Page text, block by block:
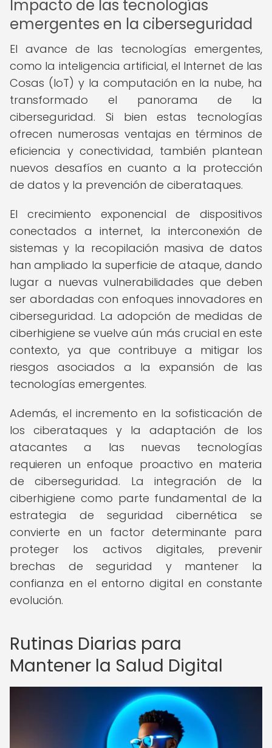
Impacto de las tecnologías
emergentes en la ciberseguridad
El avance de las tecnologías emergentes,
como la inteligencia artificial, el Internet de las
Cosas (IoT) y la computación en la nube, ha
transformado el panorama de la
ciberseguridad. Si bien estas tecnologías
ofrecen numerosas ventajas en términos de
eficiencia y conectividad, también plantean
nuevos desafíos en cuanto a la protección
de datos y la prevención de ciberataques.
El crecimiento exponencial de dispositivos
conectados a internet, la interconexión de
sistemas y la recopilación masiva de datos
han ampliado la superficie de ataque, dando
lugar a nuevas vulnerabilidades que deben
ser abordadas con enfoques innovadores en
ciberseguridad. La adopción de medidas de
ciberhigiene se vuelve aún más crucial en este
contexto, ya que contribuye a mitigar los
riesgos asociados a la expansión de las
tecnologías emergentes.
Además, el incremento en la sofisticación de
los ciberataques y la adaptación de los
atacantes a las nuevas tecnologías
requieren un enfoque proactivo en materia
de ciberseguridad. La integración de la
ciberhigiene como parte fundamental de la
estrategia de seguridad cibernética se
convierte en un factor determinante para
proteger los activos digitales, prevenir
brechas de seguridad y mantener la
confianza en el entorno digital en constante
evolución.
Rutinas Diarias para
Mantener la Salud Digital